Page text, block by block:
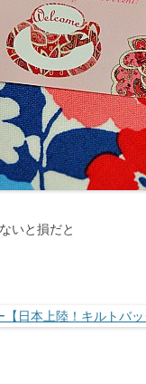
いと損だと